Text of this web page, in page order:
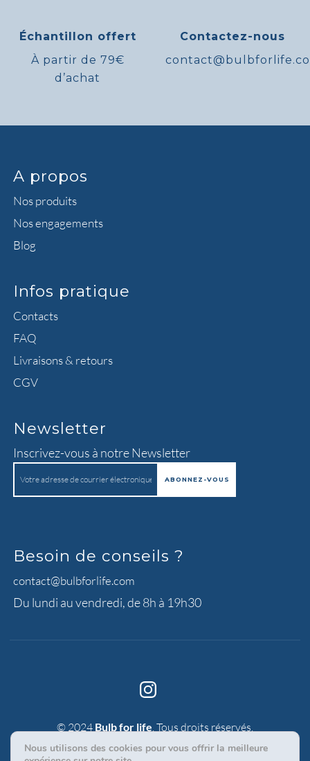
Échantillon offert
À partir de 79€
d’achat
Contactez-nous
A propos
Nos produits
Nos engagements
Blog
Infos pratique
Contacts
FAQ
Livraisons & retours
CGV
Newsletter
Inscrivez-vous à notre Newsletter
Besoin de conseils ?
contact@bulbforlife.com
Du lundi au vendredi, de 8h à 19h30
© 2024 Bulb for life. Tous droits réservés.
Politique de confidentialité
Mentions légales
Nous utilisons des cookies pour vous offrir la meilleure